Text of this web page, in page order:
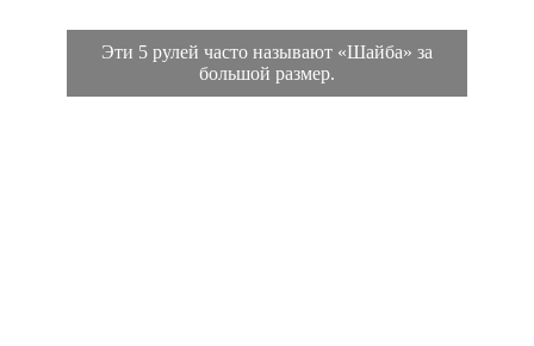
Эти 5 рулей часто называют «Шайба» за
большой размер.